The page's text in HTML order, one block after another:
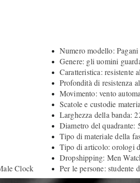
Numero modello:
Genere: gli uomini
Caratteristica: resistente
Profondità di resistenza
Movimento: vento
Scatole e custodie
Larghezza della banda:
Diametro del quadrante:
Tipo di materiale della
Tipo di articolo: orologi
Dropshipping: Men
Clock
Per le persone: studente